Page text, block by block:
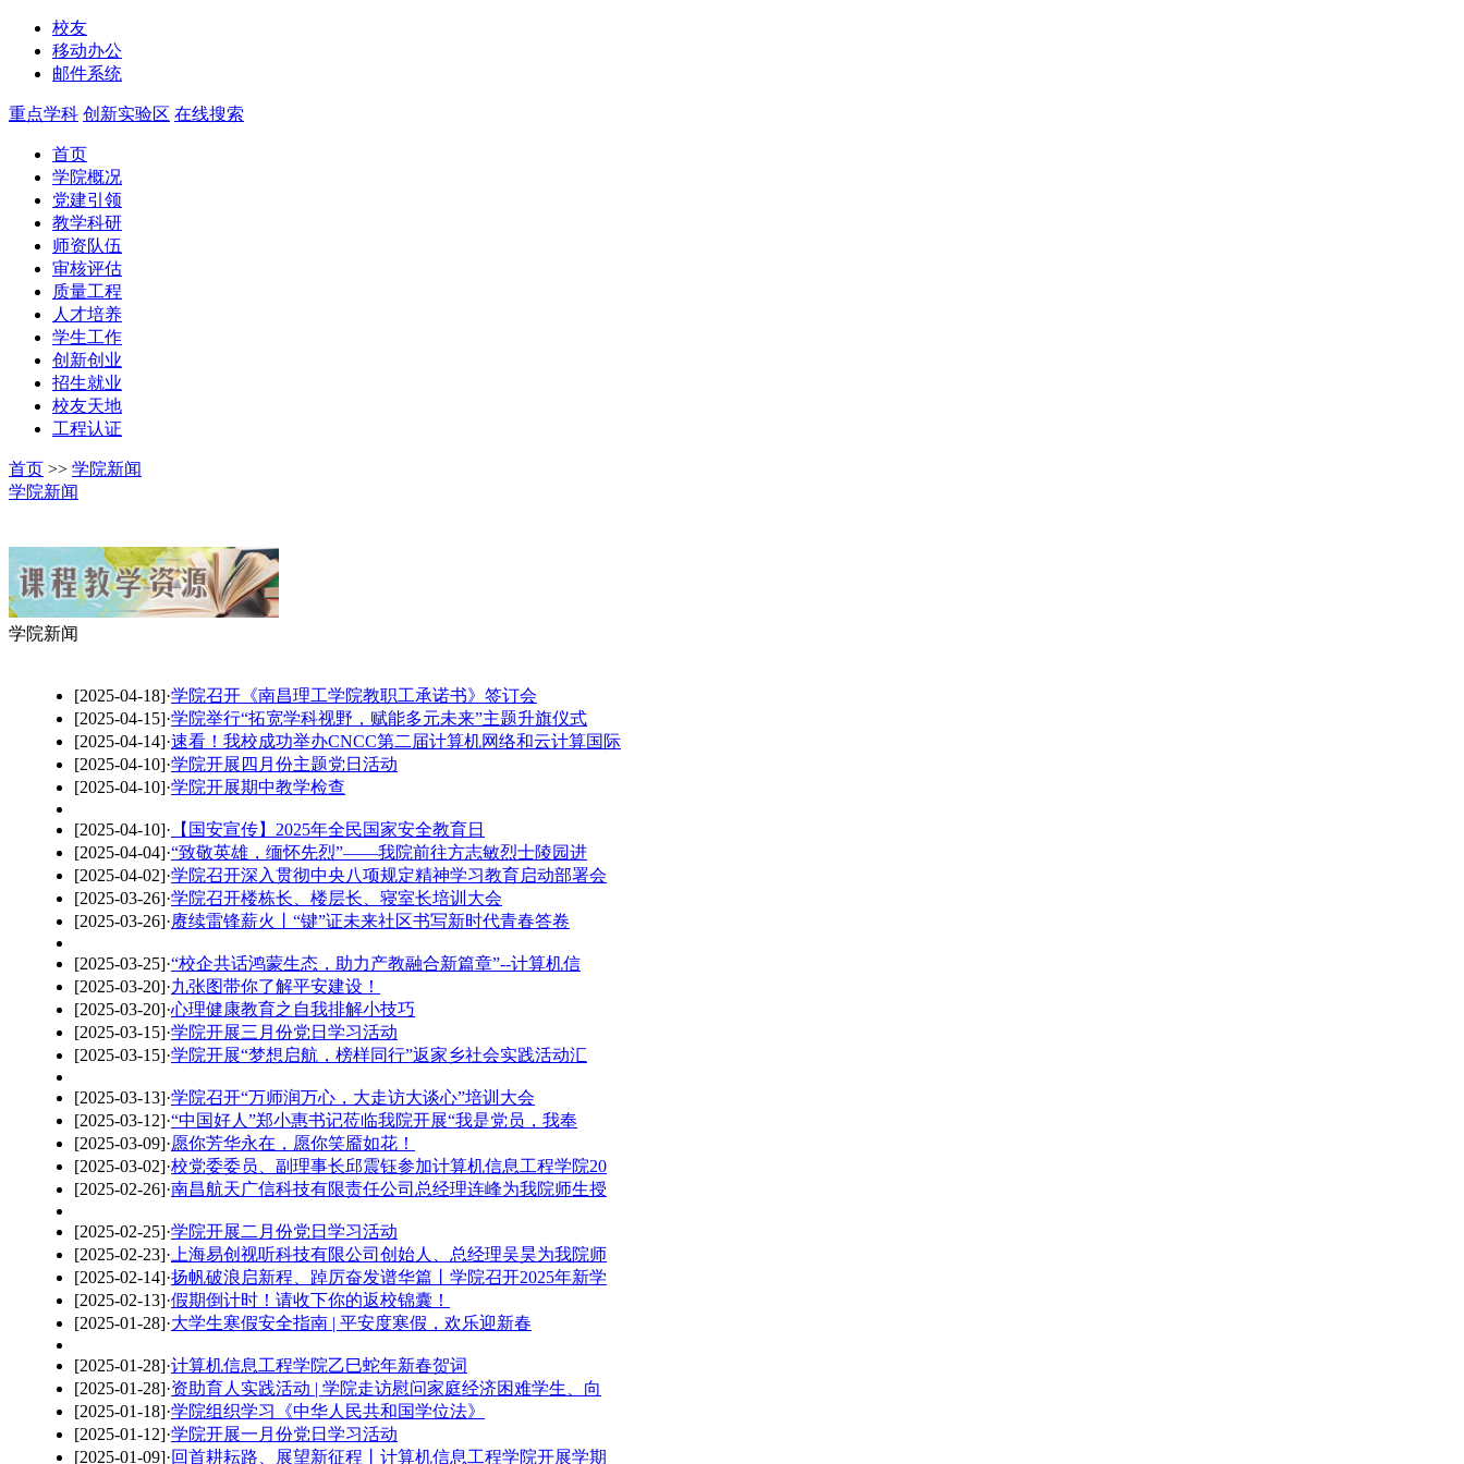
校友
移动办公
邮件系统
重点学科 创新实验区 在线搜索
首页
学院概况
党建引领
教学科研
师资队伍
审核评估
质量工程
人才培养
学生工作
创新创业
招生就业
校友天地
工程认证
首页 >> 学院新闻
学院新闻
学院新闻
[2025-04-18]·学院召开《南昌理工学院教职工承诺书》签订会
[2025-04-15]·学院举行“拓宽学科视野，赋能多元未来”主题升旗仪式
[2025-04-14]·速看！我校成功举办CNCC第二届计算机网络和云计算国际
[2025-04-10]·学院开展四月份主题党日活动
[2025-04-10]·学院开展期中教学检查
[2025-04-10]· 【国安宣传】2025年全民国家安全教育日
[2025-04-04]·“致敬英雄，缅怀先烈”——我院前往方志敏烈士陵园进
[2025-04-02]·学院召开深入贯彻中央八项规定精神学习教育启动部署会
[2025-03-26]·学院召开楼栋长、楼层长、寝室长培训大会
[2025-03-26]·赓续雷锋薪火丨“键”证未来社区书写新时代青春答卷
[2025-03-25]·“校企共话鸿蒙生态，助力产教融合新篇章”--计算机信
[2025-03-20]·九张图带你了解平安建设！
[2025-03-20]·心理健康教育之自我排解小技巧
[2025-03-15]·学院开展三月份党日学习活动
[2025-03-15]·学院开展“梦想启航，榜样同行”返家乡社会实践活动汇
[2025-03-13]·学院召开“万师润万心，大走访大谈心”培训大会
[2025-03-12]·“中国好人”郑小惠书记莅临我院开展“我是党员，我奉
[2025-03-09]·愿你芳华永在，愿你笑靥如花！
[2025-03-02]·校党委委员、副理事长邱震钰参加计算机信息工程学院20
[2025-02-26]·南昌航天广信科技有限责任公司总经理连峰为我院师生授
[2025-02-25]·学院开展二月份党日学习活动
[2025-02-23]· 上海易创视听科技有限公司创始人、总经理吴昊为我院师
[2025-02-14]·扬帆破浪启新程、踔厉奋发谱华篇丨学院召开2025年新学
[2025-02-13]·假期倒计时！请收下你的返校锦囊！
[2025-01-28]·大学生寒假安全指南 | 平安度寒假，欢乐迎新春
[2025-01-28]·计算机信息工程学院乙巳蛇年新春贺词
[2025-01-28]·资助育人实践活动 | 学院走访慰问家庭经济困难学生、向
[2025-01-18]·学院组织学习《中华人民共和国学位法》
[2025-01-12]·学院开展一月份党日学习活动
[2025-01-09]·回首耕耘路、展望新征程丨计算机信息工程学院开展学期